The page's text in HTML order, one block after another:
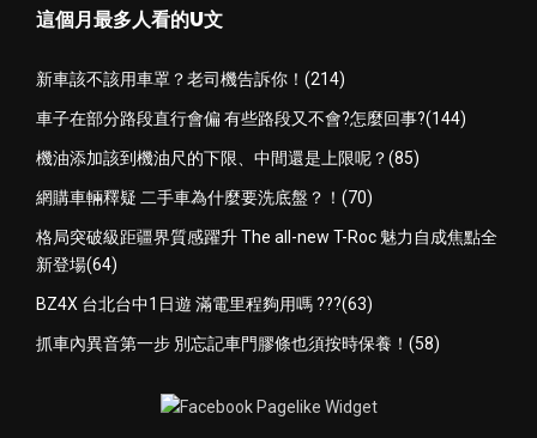
這個月最多人看的U文
新車該不該用車罩？老司機告訴你！(214)
車子在部分路段直行會偏 有些路段又不會?怎麼回事?(144)
機油添加該到機油尺的下限、中間還是上限呢？(85)
網購車輛釋疑 二手車為什麼要洗底盤？！(70)
格局突破級距疆界質感躍升 The all-new T-Roc 魅力自成焦點全
新登場(64)
BZ4X 台北台中1日遊 滿電里程夠用嗎 ???(63)
抓車內異音第一步 別忘記車門膠條也須按時保養！(58)